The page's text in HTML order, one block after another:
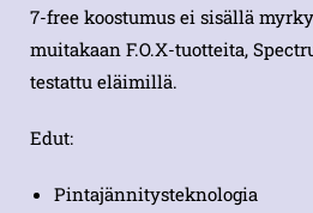
7-free koostumus ei sisällä
muitakaan F.O.X-tuotteita,
testattu eläimillä.
Edut:
Pintajännitysteknologia